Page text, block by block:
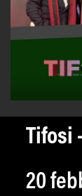
Tifosi
20